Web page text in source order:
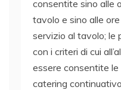
consentite sino alle
tavolo e sino alle
servizio al tavolo;
con i criteri di cui
essere consentite
catering